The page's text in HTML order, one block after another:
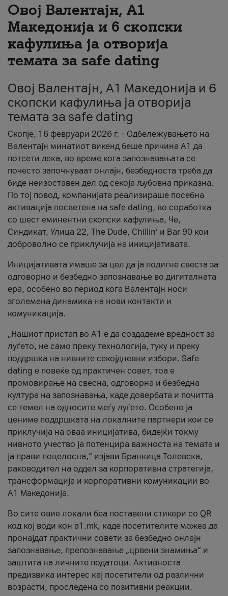
Овој Валентајн, A1
Македонија и 6 скопски
кафулиња ја отворија
темата за safe dating
Овој Валентајн, A1 Македонија и 6
скопски кафулиња ја отворија
темата за safe dating
Скопје, 16 февруари 2026 г. – Одбележувањето на
Валентајн минатиот викенд беше причина А1 да
потсети дека, во време кога запознавањата се
почесто започнуваат онлајн, безбедноста треба да
биде неизоставен дел од секоја љубовна приказна.
По тој повод, компанијата реализираше посебна
активација посветена на safe dating, во соработка
со шест еминентни скопски кафулиња, Че,
Синдикат, Улица 22, The Dude, Chillin’ и Bar 90 кои
доброволно се приклучија на иницијативата.
Иницијативата имаше за цел да ја подигне свеста за
одговорно и безбедно запознавање во дигиталната
ера, особено во период кога Валентајн носи
зголемена динамика на нови контакти и
комуникација.
„Нашиот пристап во А1 е да создадеме вредност за
луѓето, не само преку технологија, туку и преку
поддршка на нивните секојдневни избори. Safe
dating е повеќе од практичен совет, тоа е
промовирање на свесна, одговорна и безбедна
култура на запознавања, каде довербата и почитта
се темел на односите меѓу луѓето. Особено ја
цениме поддршката на локалните партнери кои се
приклучија на оваа иницијатива, бидејќи токму
нивното учество ја потенцира важноста на темата и
ја прави поцелосна,“ изјави Бранкица Толевска,
раководител на оддел за корпоративна стратегија,
трансформација и корпоративни комуникации во
А1 Македонија.
Во сите овие локали беа поставени стикери со QR
код кој води кон a1.mk, каде посетителите можеа да
пронајдат практични совети за безбедно онлајн
запознавање, препознавање „црвени знамиња“ и
заштита на личните податоци. Активноста
предизвика интерес кај посетители од различни
возрасти, проследена со позитивни реакции.